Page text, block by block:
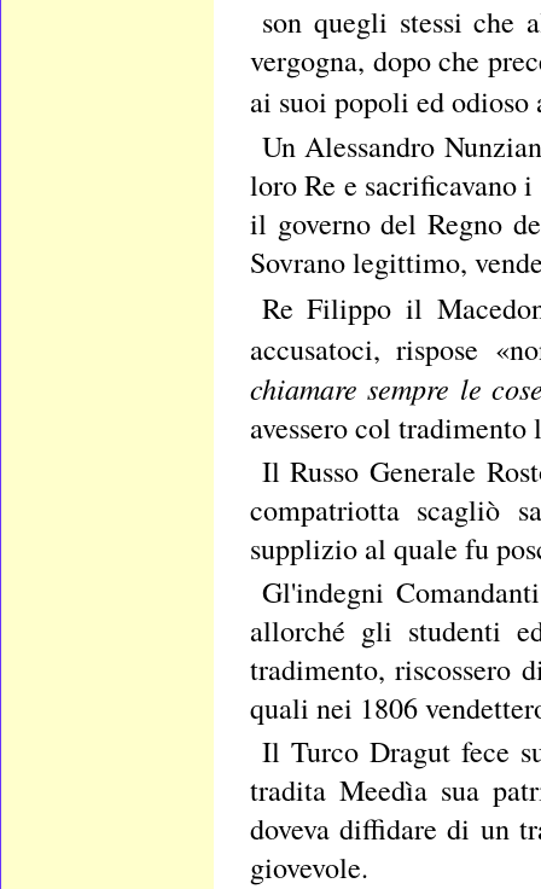
son quegli stessi che
vergogna, dopo che
ai suoi popoli ed
Un Alessandro
loro Re e sacrificavano
il governo del Regno
Sovrano legittimo,
Re Filippo il
accusatoci, rispose
chiamare sempre le
avessero col
Il Russo Generale
compatriotta scagliò
supplizio al quale fu
Gl'indegni
allorché gli studenti
tradimento, riscossero
quali nei 1806
Il Turco Dragut fece
tradita Meedìa sua
doveva diffidare di un
giovevole.